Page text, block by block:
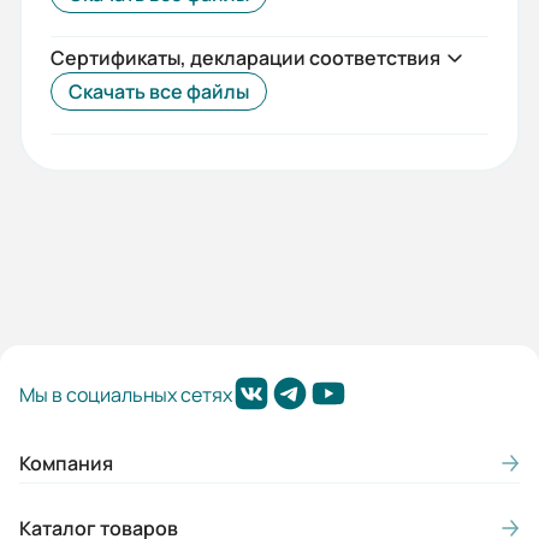
IP20
Дискретные входы:
Дискретные выходы:
2
Аналоговые выходы:
Сертификаты, декларации соответствия
Скачать все файлы
Мы в социальных сетях
Компания
Каталог товаров